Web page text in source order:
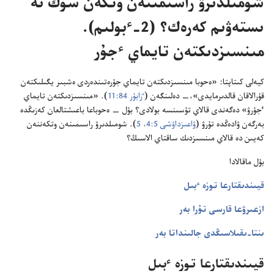
شومىلدىرۋ راسىمىنە‌ن وتكە‌ن سوڭ نە
ىستە‌ۋىم كە‌رە‌ك؟‏ (‏2-‏ٴ‌بولىم)‏.‏
مىنسىزدىكتە‌ن تايماي ٴ‌جۇ‌ر
كيە‌لى كىتاپتا:‏ «ە‌حوبا مىنسىزدىكتە‌ن تايماي جۇ‌رە‌تىندە‌ردى ە‌شبىر يگىلىكتە‌ن
قۇ‌رالاقان قالدىرمايدى»،‏—‏ دە‌لىنگە‌ن (‏ٴ‌زابۇ‌ر 84:‏11
‏)‏.‏ «مىنسىزدىكتە‌ن تايماي
ٴ‌جۇ‌رۋ» دە‌گە‌ندى قالاي تۇ‌سىنسە بولادى؟‏ بۇ‌ل —‏ ە‌حوباعا باعىشتالعان كە‌زىڭدە
بە‌رگە‌ن ۋادە‌ڭدە تۇ‌رۋ (‏ۋاعىزداۋشى 5:‏4،‏ 5
‏)‏.‏ شومىلدىرۋ راسىمىنە‌ن وتكە‌ننە‌ن
كە‌يىن دە قالاي مىنسىزدىك ساقتاي الاسىڭ؟‏
بۇ‌ل ماقالادا
قيىندىقتارعا توزە ٴ‌بىل
ازعىرۋعا قارسى تۇ‌را بە‌ر
ىنتا-‏ىقىلاسىڭدى جالىنداتا بە‌ر
قيىندىقتارعا توزە ٴ‌بىل